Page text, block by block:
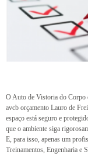
O Auto de Vistoria do Corpo
avcb orçamento Lauro de
espaço está seguro e
que o ambiente siga
E, para isso, apenas um
Treinamentos, Engenharia e